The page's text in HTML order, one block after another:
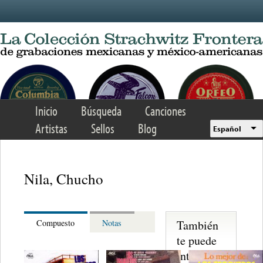
Inicio Búsqueda
Canciones
Artistas
Sellos Blog Español
Nila, Chucho
Compuesto Notas
También
te puede
interesar...